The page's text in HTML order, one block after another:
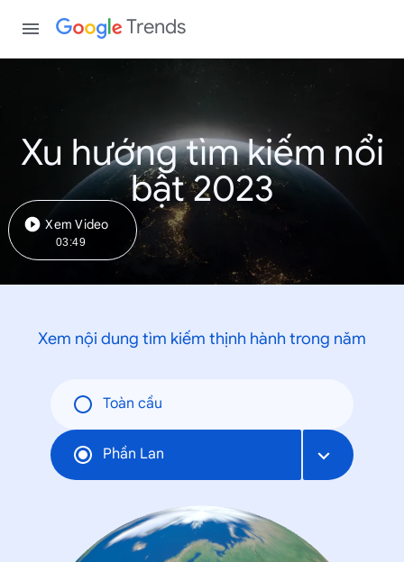
Trends
Xu hướng tìm kiếm nổi
bật 2023
Xem Video
03:49
Xem nội dung tìm kiếm thịnh hành trong năm
Toàn cầu
Phần Lan